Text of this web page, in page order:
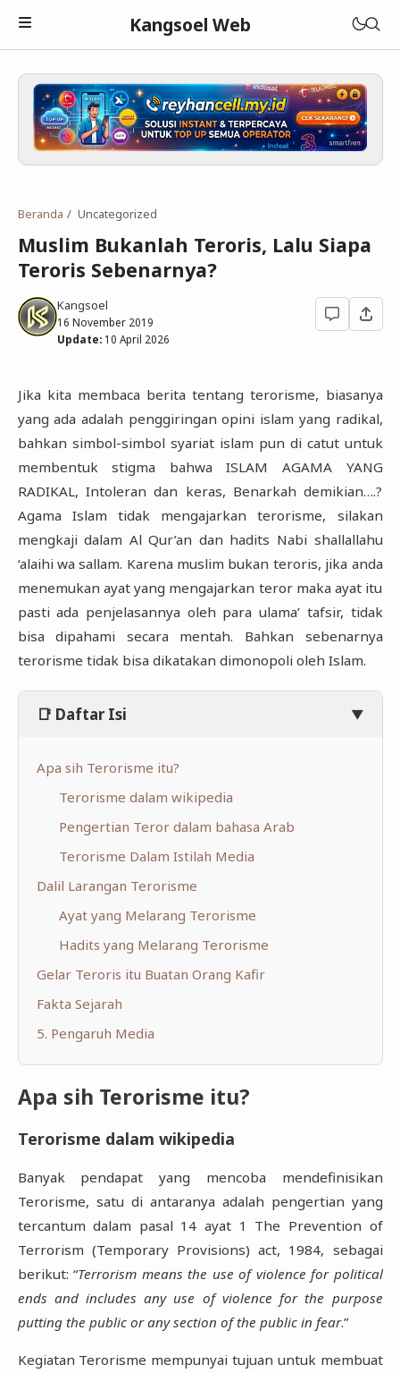
Kangsoel Web
Islam
Fiqih
Adab dan Akhlak
Sejarah Islam
Sains Islam
Sunnah
Android
Aplikasi Android
Komputer
Linux
Open Source
Blogging
WordPress
Hosting dan Domain
Scripting
Download
Murottal
Lain-lain
Tips dan Trik
Pengetahuan
Beranda Uncategorized
Muslim Bukanlah Teroris, Lalu Siapa
Teroris Sebenarnya?
Kangsoel
16 November 2019
Update: 10 April 2026
Jika kita membaca berita tentang terorisme, biasanya
yang ada adalah penggiringan opini islam yang radikal,
bahkan simbol-simbol syariat islam pun di catut untuk
membentuk stigma bahwa ISLAM AGAMA YANG
RADIKAL, Intoleran dan keras, Benarkah demikian….?
Agama Islam tidak mengajarkan terorisme, silakan
mengkaji dalam Al Qur’an dan hadits Nabi shallallahu
‘alaihi wa sallam. Karena muslim bukan teroris, jika anda
menemukan ayat yang mengajarkan teror maka ayat itu
pasti ada penjelasannya oleh para ulama’ tafsir, tidak
bisa dipahami secara mentah. Bahkan sebenarnya
terorisme tidak bisa dikatakan dimonopoli oleh Islam.
📑 Daftar Isi ▼
Apa sih Terorisme itu?
Terorisme dalam wikipedia
Pengertian Teror dalam bahasa Arab
Terorisme Dalam Istilah Media
Dalil Larangan Terorisme
Ayat yang Melarang Terorisme
Hadits yang Melarang Terorisme
Gelar Teroris itu Buatan Orang Kafir
Fakta Sejarah
5. Pengaruh Media
Apa sih Terorisme itu?
Terorisme dalam wikipedia
Banyak pendapat yang mencoba mendefinisikan
Terorisme, satu di antaranya adalah pengertian yang
tercantum dalam pasal 14 ayat 1 The Prevention of
Terrorism (Temporary Provisions) act, 1984, sebagai
berikut: “Terrorism means the use of violence for political
ends and includes any use of violence for the purpose
putting the public or any section of the public in fear.”
Kegiatan Terorisme mempunyai tujuan untuk membuat